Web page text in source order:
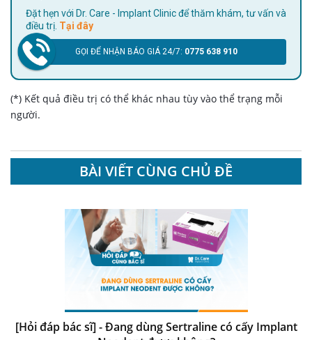
Đặt hẹn với Dr. Care - Implant Clinic để thăm khám, tư vấn và
điều trị. Tại đây
GỌI ĐỂ NHẬN BÁO GIÁ 24/7: 0775 638 910
(*) Kết quả điều trị có thể khác nhau tùy vào thể trạng mỗi
người.
BÀI VIẾT CÙNG CHỦ ĐỀ
[Hỏi đáp bác sĩ] - Đang dùng Sertraline có cấy Implant